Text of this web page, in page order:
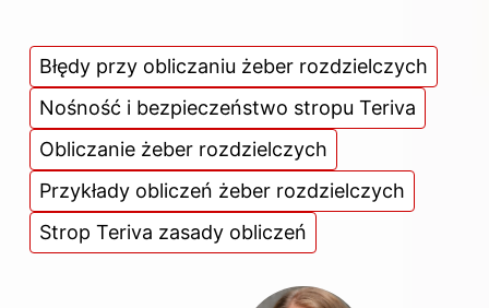
Błędy przy obliczaniu żeber rozdzielczych
Nośność i bezpieczeństwo stropu Teriva
Obliczanie żeber rozdzielczych
Przykłady obliczeń żeber rozdzielczych
Strop Teriva zasady obliczeń